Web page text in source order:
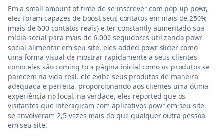
Em a small amount of time de se inscrever com pop-up powr,
eles foram capazes de boost seus contatos em mais de 250%
(mais de 600 contatos reais) e ter constantly aumentado sua
mídia social para mais de 6.000 seguidores utilizando powr
social alimentar em seu site. eles added powr slider como
uma forma visual de mostrar rapidamente a seus clientes
como eles são coming to a página inicial como os produtos se
parecem na vida real. ele exibe seus produtos de maneira
adequada e perfeita, proporcionando aos clientes uma ótima
experiência no local. na verdade, eles reported que os
visitantes que interagiram com aplicativos powr em seu site
se envolveram 2,5 vezes mais do que qualquer outra pessoa
em seu site.